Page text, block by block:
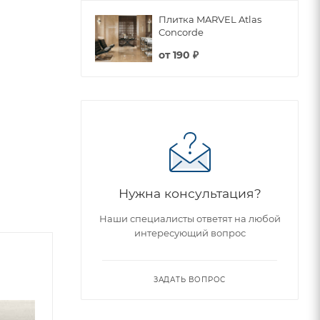
Плитка MARVEL Atlas
Concorde
от190 ₽
Нужна консультация?
Наши специалисты ответят на любой
интересующий вопрос
ЗАДАТЬ ВОПРОС